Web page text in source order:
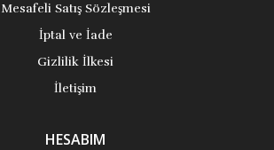
Mesafeli Satış Sözleşmesi
İptal ve İade
Gizlilik İlkesi
İletişim
HESABIM